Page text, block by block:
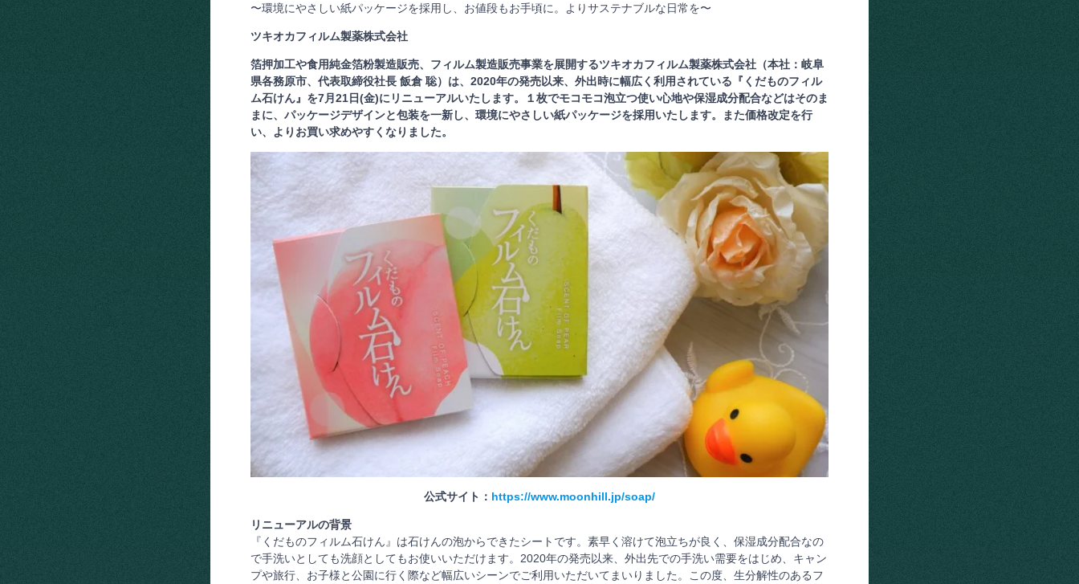
〜環境にやさしい紙パッケージを採用し、お値段もお手頃に。よりサステナブルな日常を〜
ツキオカフィルム製薬株式会社
箔押加工や食用純金箔粉製造販売、フィルム製造販売事業を展開するツキオカフィルム製薬株式会社（本社：岐阜
県各務原市、代表取締役社長 飯倉 聡）は、2020年の発売以来、外出時に幅広く利用されている『くだものフィル
ム石けん』を7月21日(金)にリニューアルいたします。１枚でモコモコ泡立つ使い心地や保湿成分配合などはそのま
まに、パッケージデザインと包装を一新し、環境にやさしい紙パッケージを採用いたします。また価格改定を行
い、よりお買い求めやすくなりました。
公式サイト： https://www.moonhill.jp/soap/
リニューアルの背景
『くだものフィルム石けん』は石けんの泡からできたシートです。素早く溶けて泡立ちが良く、保湿成分配合なの
で手洗いとしても洗顔としてもお使いいただけます。2020年の発売以来、外出先での手洗い需要をはじめ、キャン
プや旅行、お子様と公園に行く際など幅広いシーンでご利用いただいてまいりました。この度、生分解性のあるフ